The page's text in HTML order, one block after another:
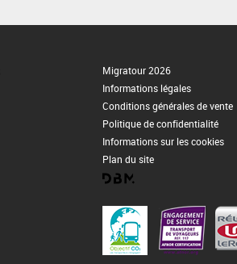
Migratour 2026
Informations légales
Conditions générales de vente
Politique de confidentialité
Informations sur les cookies
Plan du site